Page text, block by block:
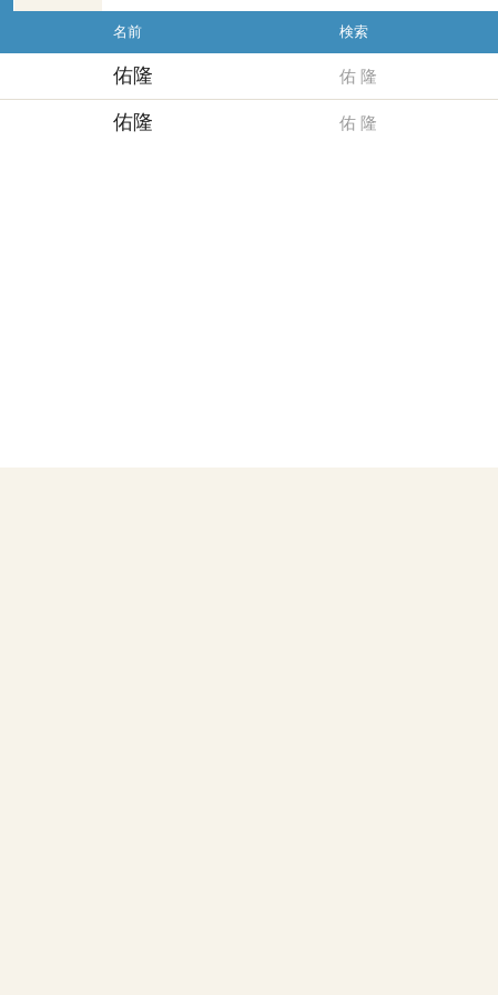
名前 検索
佑隆 佑 隆
佑隆 佑 隆